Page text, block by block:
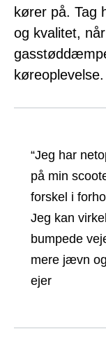
kører på. Tag
og kvalitet,
køreoplevelse.
“Jeg har
på min
forskel i
Jeg kan
bumpede
mere jævn
ejer